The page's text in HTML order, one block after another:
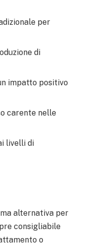
per
di
impatto positivo
carente nelle
livelli di
alternativa per
consigliabile
o